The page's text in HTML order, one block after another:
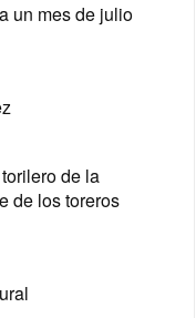
un mes de julio
de la
de los toreros